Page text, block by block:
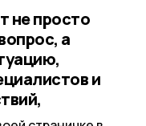
не просто
а
и